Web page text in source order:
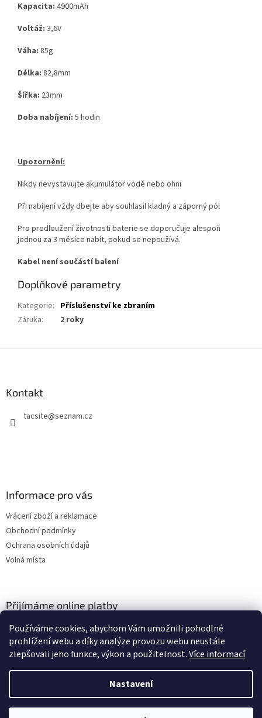
Používáme cookies, abychom Vám umožnili pohodlné
prohlížení webu a díky analýze provozu webu neustále
zlepšovali jeho funkce, výkon a použitelnost.Více informací
Nastavení
Vážení zákazníci, momentálně čerpáme dovolenou a budeme opět
Kapacita: 4900mAh
Voltáž: 3,6V
Váha: 85g
Délka: 82,8mm
Šířka: 23mm
Doba nabíjení: 5 hodin
Upozornění:
Nikdy nevystavujte akumulátor vodě nebo ohni
Při nabíjení vždy dbejte aby souhlasil kladný a záporný pól
Pro prodloužení životnosti baterie se doporučuje alespoň
jednou za 3 měsíce nabít, pokud se nepoužívá.
Kabel není součástí balení
Doplňkové parametry
Kategorie: Příslušenství ke zbraním
Záruka: 2 roky
Kontakt
tacsite@seznam.cz
Informace pro vás
Vrácení zboží a reklamace
Obchodní podmínky
Ochrana osobních údajů
Volná místa
Přijímáme online platby
Vytvořil Shoptet